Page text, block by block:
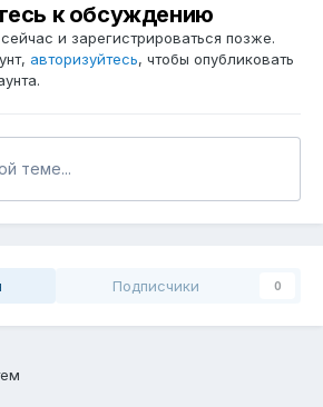
к обсуждению
и зарегистрироваться позже.
авторизуйтесь, чтобы опубликовать
теме...
Подписчики 0